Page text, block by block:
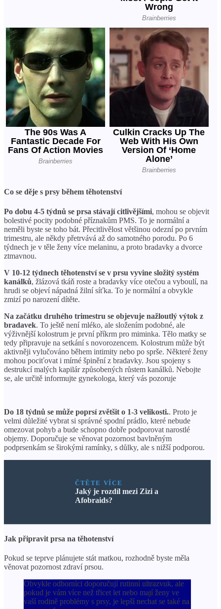
Co se děje s prsy během těhotenství
Po dobu 4-5 týdnů se prsa stávají citlivějšími, mohou se objevit
bolestivé pocity podobné příznakům PMS. To je normální a
neměli byste se toho bát. Přecitlivělost většinou odezní po prvním
trimestru, ale někdy přetrvává až do samotného porodu. Po 6
týdnech je v těle ženy více melaninu, a proto bradavky a dvorce
ztmavnou.
V 10-12 týdnech těhotenství se v prsu vyvine složitý systém
kanálků, žlázová tkáň roste a bradavky více otečou a vyboulí, na
hrudi se objeví nápadná žilní síťka. To je normální a obvykle
zmizí po narození dítěte.
Na začátku druhého trimestru se objevuje nažloutlý výtok z
bradavek. To ještě není mléko, ale složením podobné, ale
výživnější kolostrum je první příkrm pro miminka. Tělo matky se
tedy připravuje na setkání s novorozencem. Kolostrum může být
aktivněji vylučováno během intimity nebo po sprše. Některé ženy
mohou pociťovat i mírné špinění z bradavky. Jsou spojeny s
destrukcí malých kapilár způsobených růstem kanálků. Nebojte
se, ale určitě informujte gynekologa, který vás pozoruje
Do 18 týdnů se může poprsí zvětšit o 1-3 velikosti.. Proto je
velmi důležité vybrat si správné spodní prádlo, které nebude
omezovat pohyb a bude schopno dobře podporovat narostlé
objemy. Doporučuje se věnovat pozornost bavlněným
podprsenkám se širokými ramínky, s důlky, ale s nižší podporou.
ČTĚTE VÍCE
Jaký je rozdíl mezi Zizi a
Afobraids?
Jak připravit prsa na těhotenství
Pokud se teprve plánujete stát matkou, rozhodně byste měla
věnovat pozornost zdraví prsou.
Obvykle odborníci doporučují rutinní ultrazvuk, ale
pokud je vám více než třicet let nebo mají ženy ve
vaší rodině problémy s prsy, je lepší nechat se také na